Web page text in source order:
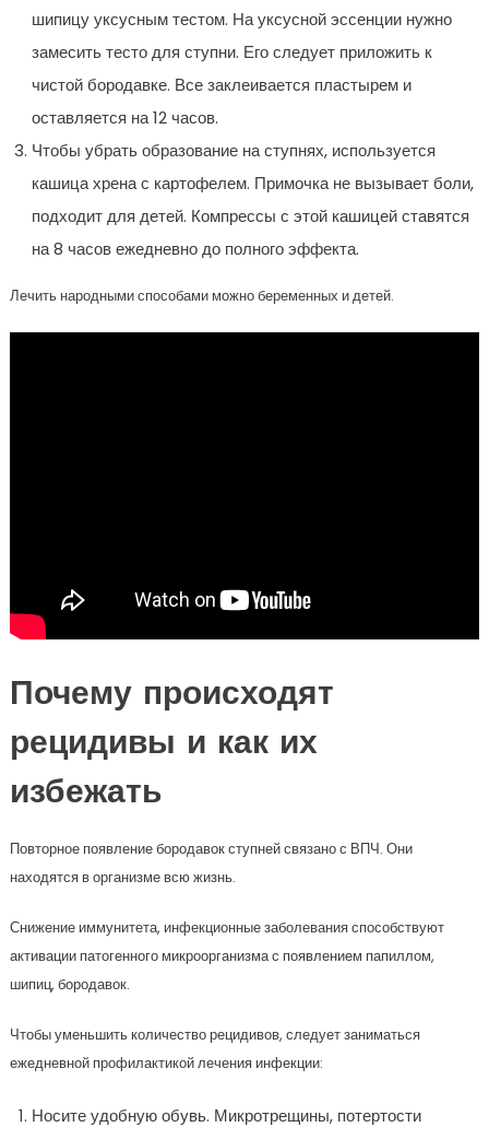
шипицу уксусным тестом. На уксусной эссенции нужно
замесить тесто для ступни. Его следует приложить к
чистой бородавке. Все заклеивается пластырем и
оставляется на 12 часов.
Чтобы убрать образование на ступнях, используется
кашица хрена с картофелем. Примочка не вызывает боли,
подходит для детей. Компрессы с этой кашицей ставятся
на 8 часов ежедневно до полного эффекта.
Лечить народными способами можно беременных и детей.
Почему происходят
рецидивы и как их
избежать
Повторное появление бородавок ступней связано с ВПЧ. Они
находятся в организме всю жизнь.
Снижение иммунитета, инфекционные заболевания способствуют
активации патогенного микроорганизма с появлением папиллом,
шипиц, бородавок.
Чтобы уменьшить количество рецидивов, следует заниматься
ежедневной профилактикой лечения инфекции:
Носите удобную обувь. Микротрещины, потертости